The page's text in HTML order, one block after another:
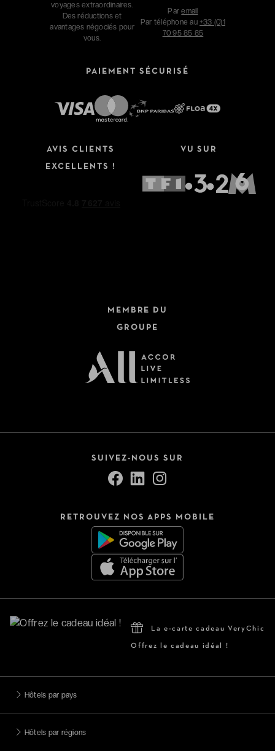
voyages extraordinaires.
Des réductions et
avantages négociés pour
vous.
Paremail
Par téléphone au +33 (0)1
70 95 85 85
PAIEMENT SÉCURISÉ
AVIS CLIENTS
EXCELLENTS !
VU SUR
MEMBRE DU
GROUPE
SUIVEZ-NOUS SUR
RETROUVEZ NOS APPS MOBILE
La e-carte cadeau VeryChic
Offrez le cadeau idéal !
Hôtels par pays
Hôtels par régions